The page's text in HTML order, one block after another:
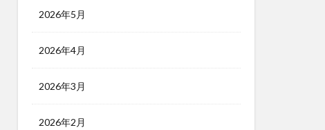
2026年5月
2026年4月
2026年3月
2026年2月